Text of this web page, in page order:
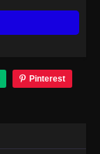
Pinterest